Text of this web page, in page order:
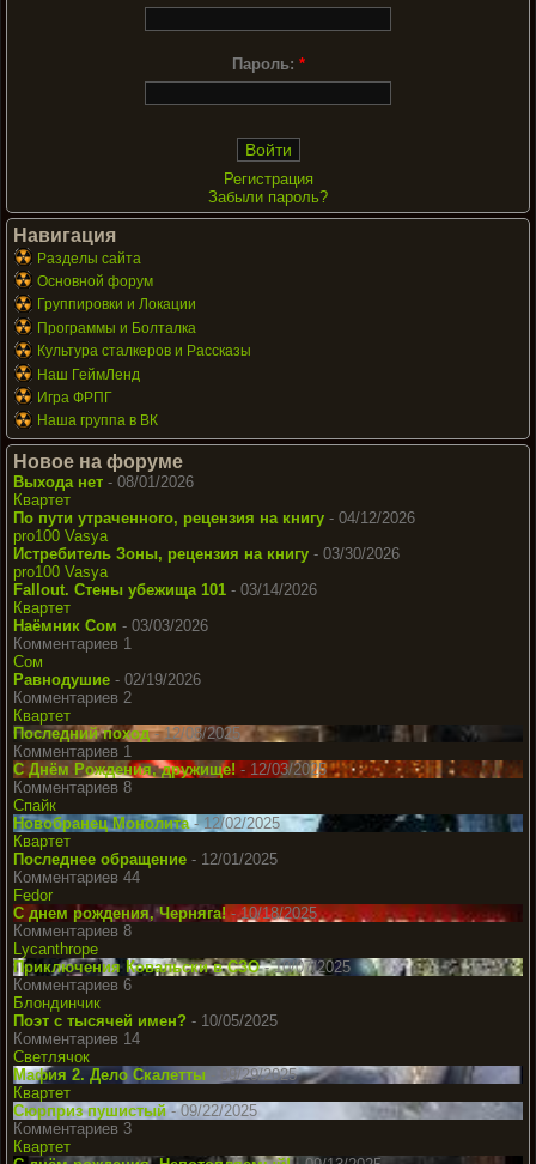
Пароль: *
Регистрация
Забыли пароль?
Навигация
Разделы сайта
Основной форум
Группировки и Локации
Программы и Болталка
Культура сталкеров и Рассказы
Наш ГеймЛенд
Игра ФРПГ
Наша группа в ВК
Новое на форуме
Выхода нет - 08/01/2026
Квартет
По пути утраченного, рецензия на книгу - 04/12/2026
pro100 Vasya
Истребитель Зоны, рецензия на книгу - 03/30/2026
pro100 Vasya
Fallout. Стены убежища 101 - 03/14/2026
Квартет
Наёмник Сом - 03/03/2026
Комментариев 1
Сом
Равнодушие - 02/19/2026
Комментариев 2
Квартет
Последний поход- 12/08/2025
Комментариев 1
С Днём Рождения, дружище! - 12/03/2025
Комментариев 8
Спайк
Новобранец Монолита - 12/02/2025
Квартет
Последнее обращение - 12/01/2025
Комментариев 44
Fedor
С днем рождения, Черняга!- 10/18/2025
Комментариев 8
Lycanthrope
Приключения Ковальски в СЗО- 10/07/2025
Комментариев 6
Блондинчик
Поэт с тысячей имен? - 10/05/2025
Комментариев 14
Светлячок
Мафия 2. Дело Скалетты
- 09/29/2025
Квартет
Сюрприз пушистый - 09/22/2025
Комментариев 3
Квартет